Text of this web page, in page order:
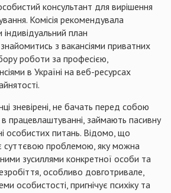
консультант для вирішення
Комісія рекомендувала
план
з вакансіями приватних
роботи за професією,
в Україні на веб-ресурсах
зневірені, не бачать перед собою
працевлаштуванні, займають пасивну
особистих питань. Відомо, що
є суттєвою проблемою, яку можна
зусиллями конкретної особи та
особливо довготривале,
особистості, пригнічує психіку та